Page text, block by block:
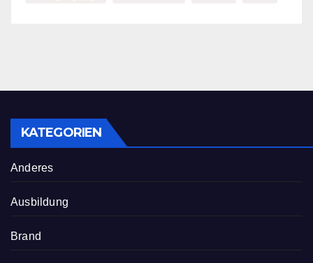
KATEGORIEN
Anderes
Ausbildung
Brand